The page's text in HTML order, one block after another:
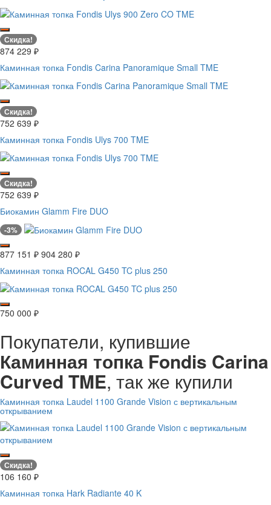
Скидка!
874 229 ₽
Каминная топка Fondis Carina Panoramique Small TME
Скидка!
752 639 ₽
Каминная топка Fondis Ulys 700 TME
Скидка!
752 639 ₽
Биокамин Glamm Fire DUO
-3%
877 151 ₽ 904 280 ₽
Каминная топка ROCAL G450 TC plus 250
750 000 ₽
Покупатели, купившие
Каминная топка Fondis Carina
Curved TME, так же купили
Каминная топка Laudel 1100 Grande Vision с вертикальным
открыванием
Скидка!
106 160 ₽
Каминная топка Hark Radiante 40 K